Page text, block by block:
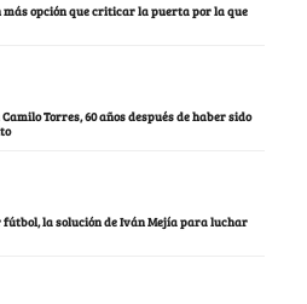
más opción que criticar la puerta por la que
Torres, 60 años después de haber sido
la solución de Iván Mejía para luchar